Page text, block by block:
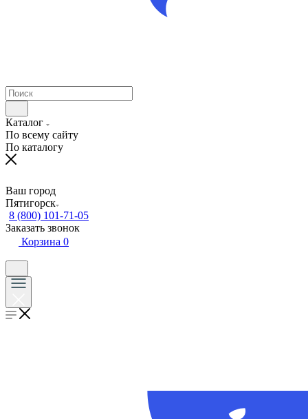
Каталог
По всему сайту
По каталогу
Ваш город
Пятигорск
8 (800) 101-71-05
Заказать звонок
Корзина 0